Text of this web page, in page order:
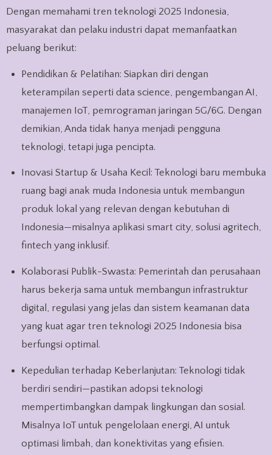
Dengan memahami tren teknologi 2025 Indonesia,
masyarakat dan pelaku industri dapat memanfaatkan
peluang berikut:
Pendidikan & Pelatihan: Siapkan diri dengan
keterampilan seperti data science, pengembangan AI,
manajemen IoT, pemrograman jaringan 5G/6G. Dengan
demikian, Anda tidak hanya menjadi pengguna
teknologi, tetapi juga pencipta.
ruang bagi anak muda Indonesia untuk membangun
produk lokal yang relevan dengan kebutuhan di
Indonesia—misalnya aplikasi smart city, solusi agritech,
fintech yang inklusif.
Kolaborasi Publik-Swasta: Pemerintah dan perusahaan
harus bekerja sama untuk membangun infrastruktur
digital, regulasi yang jelas dan sistem keamanan data
yang kuat agar tren teknologi 2025 Indonesia bisa
berfungsi optimal.
Kepedulian terhadap Keberlanjutan: Teknologi tidak
berdiri sendiri—pastikan adopsi teknologi
mempertimbangkan dampak lingkungan dan sosial.
Misalnya IoT untuk pengelolaan energi, AI untuk
optimasi limbah, dan konektivitas yang efisien.